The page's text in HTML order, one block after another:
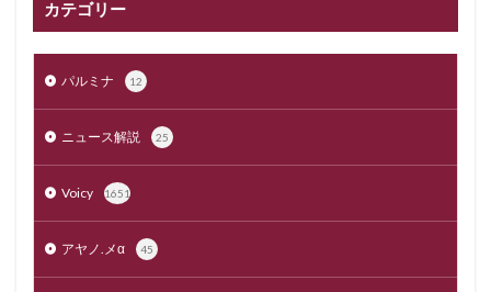
カテゴリー
パルミナ 12
ニュース解説 25
Voicy 1651
アヤノ.メα 45